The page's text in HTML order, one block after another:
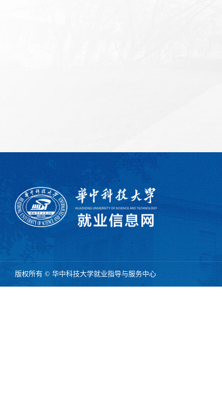
版权所有 © 华中科技大学就业指导与服务中心